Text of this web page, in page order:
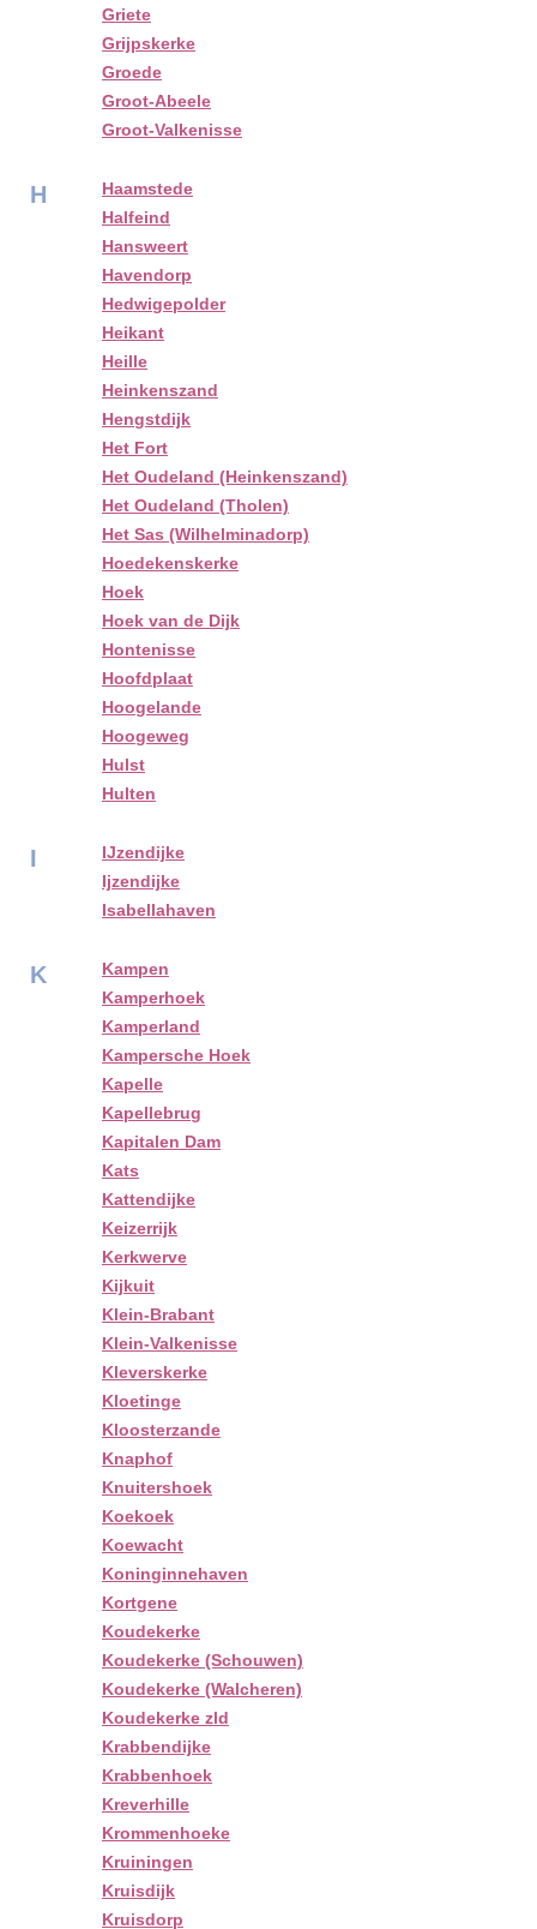
Griete
Grijpskerke
Groede
Groot-Abeele
Groot-Valkenisse
H
Haamstede
Halfeind
Hansweert
Havendorp
Hedwigepolder
Heikant
Heille
Heinkenszand
Hengstdijk
Het Fort
Het Oudeland (Heinkenszand)
Het Oudeland (Tholen)
Het Sas (Wilhelminadorp)
Hoedekenskerke
Hoek
Hoek van de Dijk
Hontenisse
Hoofdplaat
Hoogelande
Hoogeweg
Hulst
Hulten
I
IJzendijke
Ijzendijke
Isabellahaven
K
Kampen
Kamperhoek
Kamperland
Kampersche Hoek
Kapelle
Kapellebrug
Kapitalen Dam
Kats
Kattendijke
Keizerrijk
Kerkwerve
Kijkuit
Klein-Brabant
Klein-Valkenisse
Kleverskerke
Kloetinge
Kloosterzande
Knaphof
Knuitershoek
Koekoek
Koewacht
Koninginnehaven
Kortgene
Koudekerke
Koudekerke (Schouwen)
Koudekerke (Walcheren)
Koudekerke zld
Krabbendijke
Krabbenhoek
Kreverhille
Krommenhoeke
Kruiningen
Kruisdijk
Kruisdorp